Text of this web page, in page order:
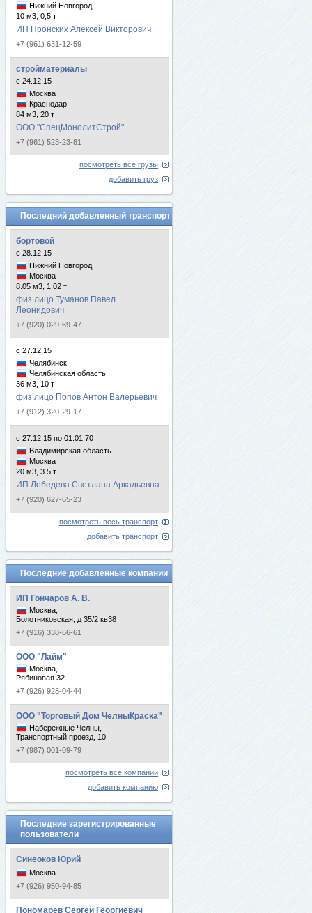
Нижний Новгород
10 м3, 0,5 т
ИП Пронских Алексей Викторович
+7 (961) 631-12-59
стройматериалы
с 24.12.15
Москва
Краснодар
84 м3, 20 т
ООО "СпецМонолитСтрой"
+7 (961) 523-23-81
посмотреть все грузы
добавить груз
Последний добавленный транспорт
бортовой
с 28.12.15
Нижний Новгород
Москва
8.05 м3, 1.02 т
физ.лицо Туманов Павел
Леонидович
+7 (920) 029-69-47
с 27.12.15
Челябинск
Челябинская область
36 м3, 10 т
физ.лицо Попов Антон Валерьевич
+7 (912) 320-29-17
с 27.12.15 по 01.01.70
Владимирская область
Москва
20 м3, 3.5 т
ИП Лебедева Светлана Аркадьевна
+7 (920) 627-65-23
посмотреть весь транспорт
добавить транспорт
Последние добавленные компании
ИП Гончаров А. В.
Москва,
Болотниковская, д 35/2 кв38
+7 (916) 338-66-61
ООО "Лайм"
Москва,
Рябиновая 32
+7 (926) 928-04-44
ООО "Торговый Дом ЧелныКраска"
Набережные Челны,
Транспортный проезд, 10
+7 (987) 001-09-79
посмотреть все компании
добавить компанию
Последние зарегистрированные
пользователи
Синеоков Юрий
Москва
+7 (926) 950-94-85
Пономарев Сергей Георгиевич